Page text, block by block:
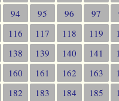
94 95 96 97
116 117 118 119
138 139 140 141
160 161 162 163
182 183 184 185